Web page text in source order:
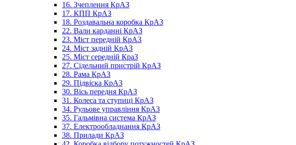
16. Зчеплення КрАЗ
17. КПП КрАЗ
18. Роздавальна коробка КрАЗ
22. Вали карданні КрАЗ
23. Міст передній КрАЗ
24. Міст задній КрАЗ
25. Міст середній КраЗ
27. Сідельний пристрій КрАЗ
28. Рама КрАЗ
29. Підвіска КрАЗ
30. Вісь передня КрАЗ
31. Колеса та ступиці КрАЗ
34. Рульове управління КрАЗ
35. Гальмівна система КрАЗ
37. Електрообладнання КрАЗ
38. Прилади КрАЗ